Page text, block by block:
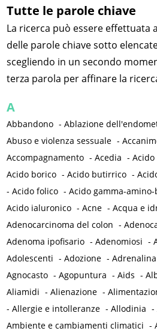
Tutte le parole chiave
La ricerca può essere effettuata
delle parole chiave sotto
scegliendo in un secondo
terza parola per affinare la
A
Abbandono -Ablazione
Abuso e violenza sessuale -
Accompagnamento -Acedia -Acido
Acido borico -Acido butirrico -
-Acido folico -Acido gamma-
Acido ialuronico -Acne -Acqua e
Adenocarcinoma del colon -
Adenoma ipofisario -Adenomiosi -
Adolescenti -Adozione -Adrenalina
Agnocasto -Agopuntura -Aids -
Aliamidi -Alienazione -
-Allergie e intolleranze -Allodinia -
Ambiente e cambiamenti climatici -